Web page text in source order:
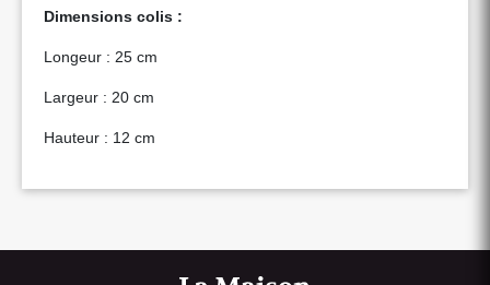
Dimensions colis :
Longeur : 25 cm
Largeur : 20 cm
Hauteur : 12 cm